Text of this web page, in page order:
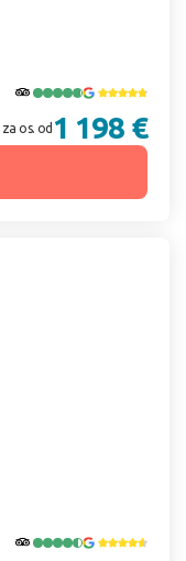
za os. od 1 198 €